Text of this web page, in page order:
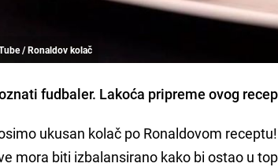
/ Ronaldov kolač
fudbaler. Lakoća pripreme ovog
ukusan kolač po Ronaldovom
mora biti izbalansirano kako bi ostao u